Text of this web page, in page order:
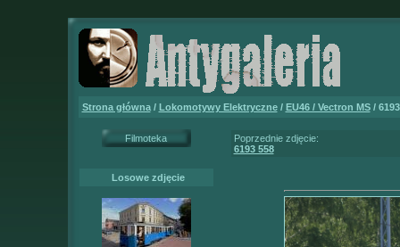
Strona główna/ Lokomotywy Elektryczne/ EU46 / Vectron MS/
Filmoteka
Losowe zdjęcie
Poprzednie zdjęcie:
6193 558